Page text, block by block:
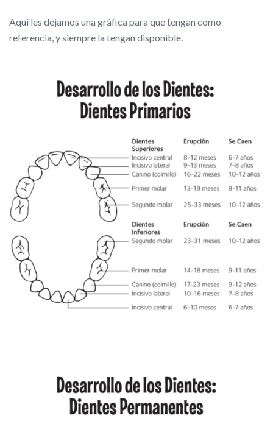
Aquí les dejamos una gráfica para que tengan como
referencia, y siempre la tengan disponible.